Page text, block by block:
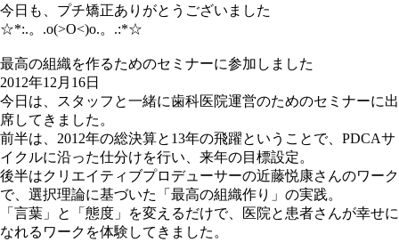
今日も、プチ矯正ありがとうございました
☆*:.。.o(>O<)o.。.:*☆
最高の組織を作るためのセミナーに参加しました
2012年12月16日
今日は、スタッフと一緒に歯科医院運営のためのセミナーに出
席してきました。
前半は、2012年の総決算と13年の飛躍ということで、PDCAサ
イクルに沿った仕分けを行い、来年の目標設定。
後半はクリエイティブプロデューサーの近藤悦康さんのワーク
で、選択理論に基づいた「最高の組織作り」の実践。
「言葉」と「態度」を変えるだけで、医院と患者さんが幸せに
なれるワークを体験してきました。